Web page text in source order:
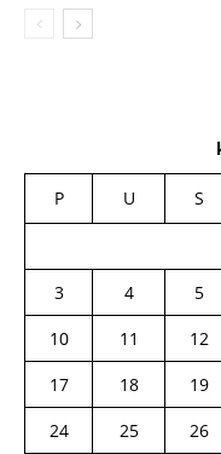
P U S
3
4 5
10
11 12
17
18 19
24
25 26